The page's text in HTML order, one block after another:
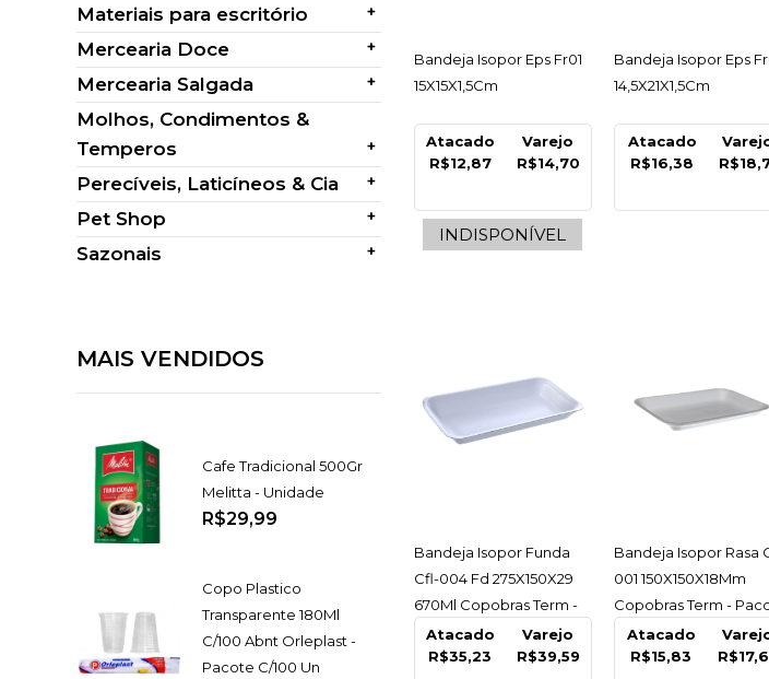
Materiais para escritório +
Mercearia Doce +
Mercearia Salgada +
Molhos, Condimentos &
Temperos
+
Perecíveis, Laticíneos & Cia +
Pet Shop +
Sazonais +
MAIS VENDIDOS
Cafe Tradicional 500Gr
Melitta - Unidade
R$29,99
Copo Plastico
Transparente 180Ml
C/100 Abnt Orleplast -
Pacote C/100 Un
ACESSAR
Bandeja Isopor Eps Fr01
15X15X1,5Cm
Atacado
R$12,87
Varejo
R$14,70
INDISPONÍVEL
ACESSAR
Bandeja Isopor Eps
14,5X21X1,5Cm
Atacado
R$16,38
ACESSAR
Bandeja Isopor Funda
Cfl-004 Fd 275X150X29
670Ml Copobras Term -
Pacote C/100 Un
Atacado
R$35,23
Varejo
R$39,59
ACESSAR
Bandeja Isopor Rasa
001 150X150X18Mm
Copobras Term -
C/100 Un
Atacado
R$15,83